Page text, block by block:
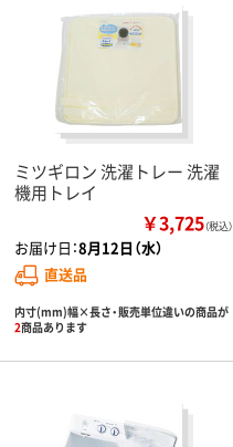
ミツギロン 洗濯トレー 洗濯
機用トレイ
￥3,725（税込）
お届け日：8月12日（水）
直送品
内寸(mm)幅×長さ・販売単位違いの商品が
2商品あります